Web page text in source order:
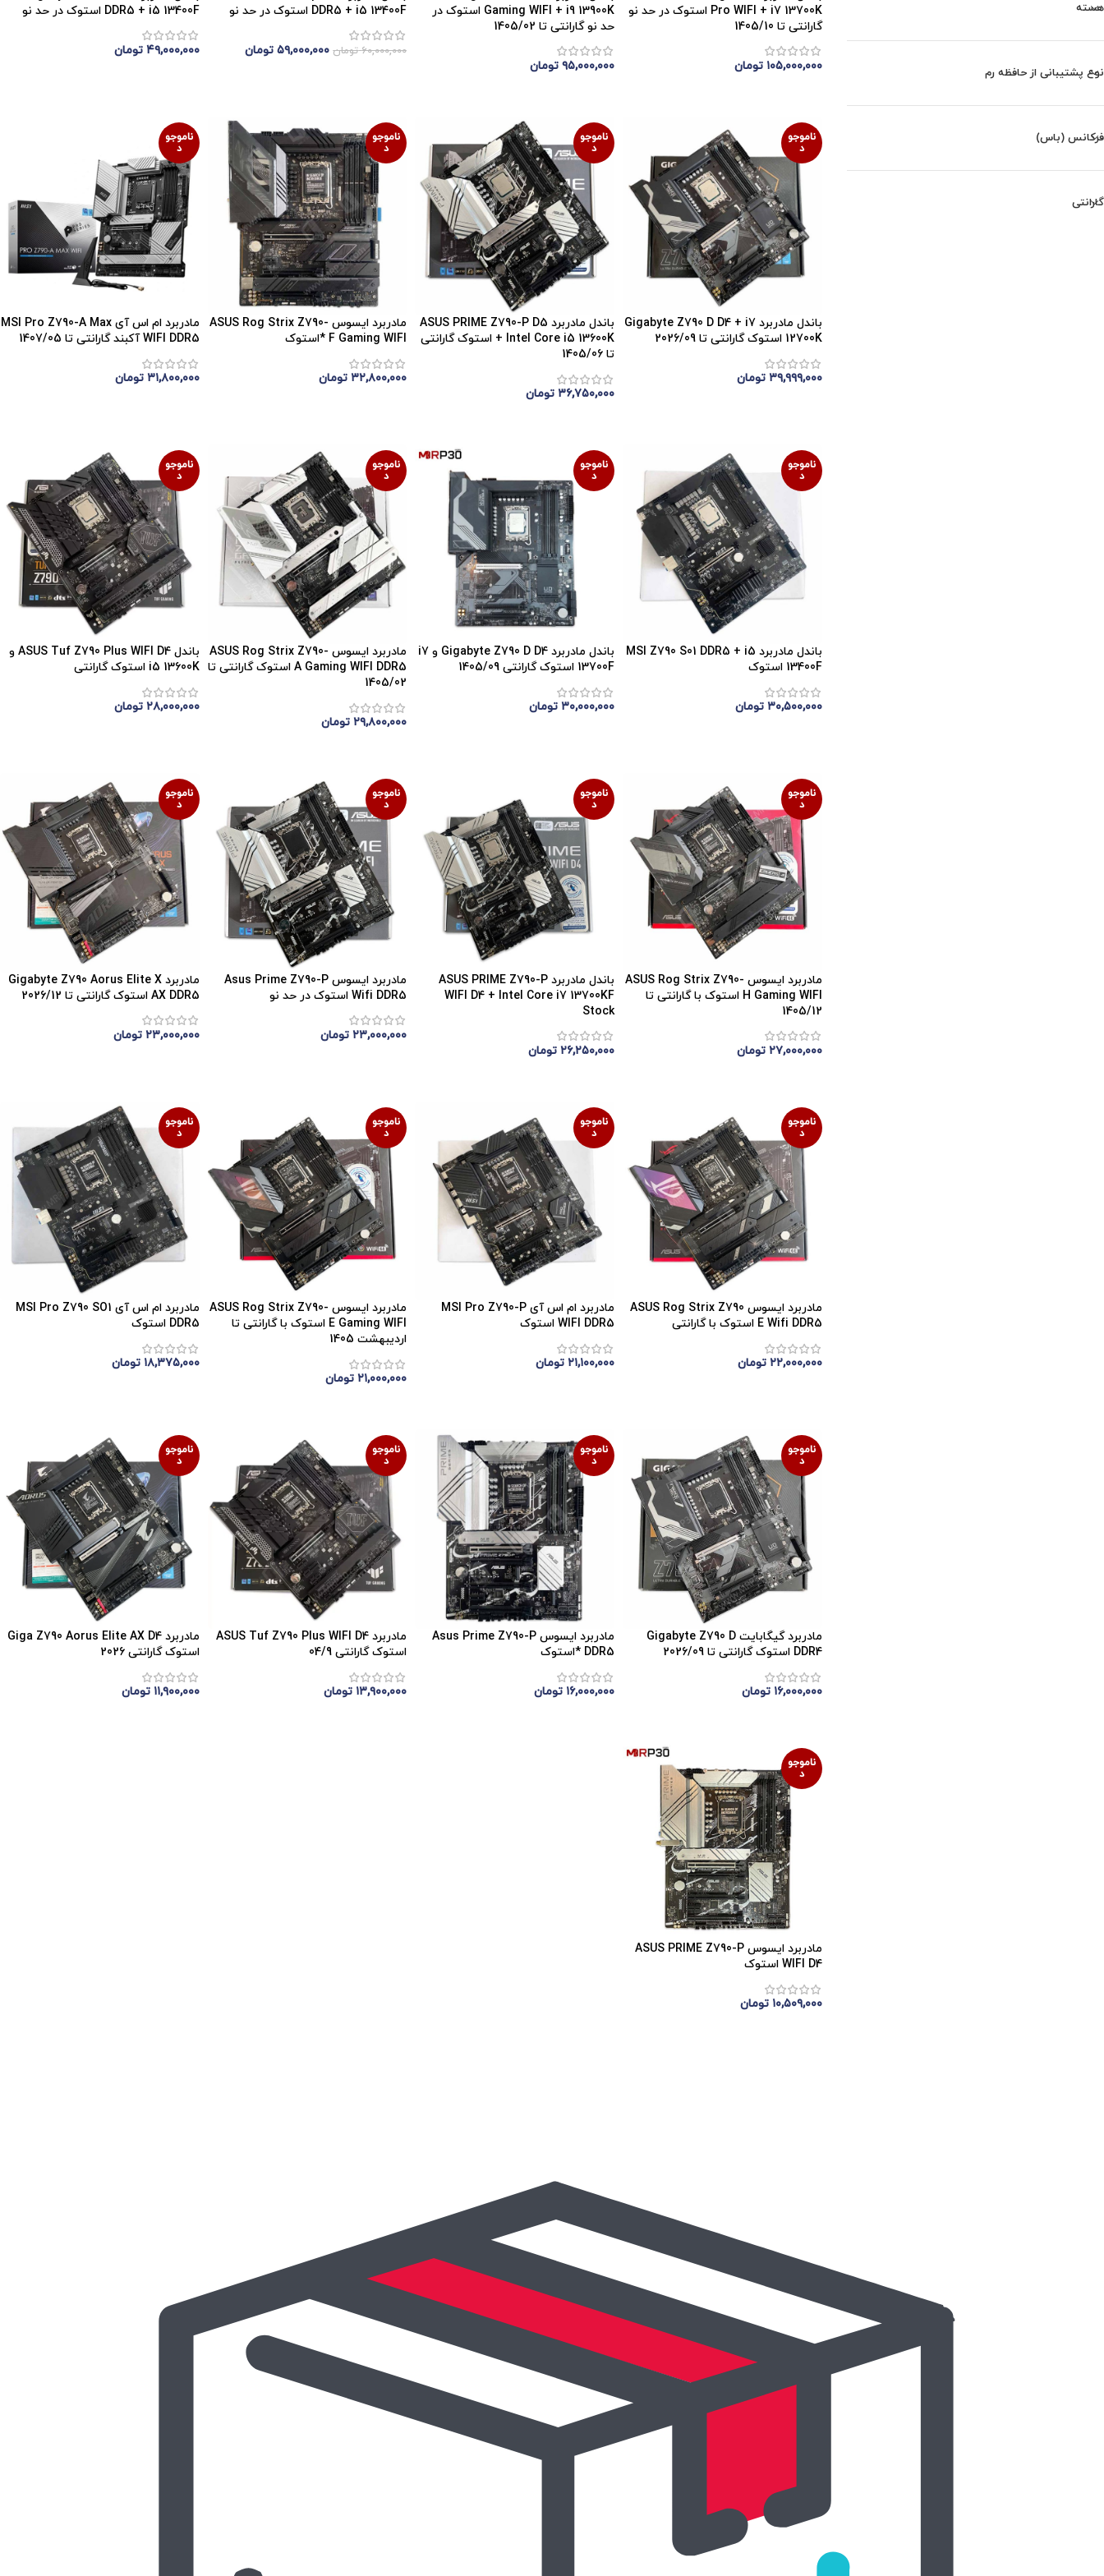
هسته
نوع پشتیبانی از حافظه رم
فرکانس (باس)
گارانتی
Pro WIFI + i7 13700K استوک در حد نو
گارانتی تا 1405/10
۱۰۵,۰۰۰,۰۰۰ تومان
Gaming WIFI + i9 13900K استوک در
حد نو گارانتی تا 1405/02
۹۵,۰۰۰,۰۰۰ تومان
DDR5 + i5 13400F استوک در حد نو
۶۰,۰۰۰,۰۰۰ تومان ۵۹,۰۰۰,۰۰۰ تومان
DDR5 + i5 13400F استوک در حد نو
۴۹,۰۰۰,۰۰۰ تومان
ناموجو
د
باندل مادربرد Gigabyte Z790 D D4 + i7
12700K استوک گارانتی تا 2026/09
۳۹,۹۹۹,۰۰۰ تومان
ناموجو
د
باندل مادربرد ASUS PRIME Z790-P D5
+ Intel Core i5 13600K استوک گارانتی
تا 1405/06
۳۶,۷۵۰,۰۰۰ تومان
ناموجو
د
مادربرد ایسوس ASUS Rog Strix Z790-
F Gaming WIFI *استوک
۳۲,۸۰۰,۰۰۰ تومان
ناموجو
د
مادربرد ام اس آی MSI Pro Z790-A Max
WIFI DDR5 آکبند گارانتی تا 1407/05
۳۱,۸۰۰,۰۰۰ تومان
ناموجو
د
باندل مادربرد MSI Z790 S01 DDR5 + i5
13400F استوک
۳۰,۵۰۰,۰۰۰ تومان
ناموجو
د
باندل مادربرد Gigabyte Z790 D D4 و i7
13700F استوک گارانتی 1405/09
۳۰,۰۰۰,۰۰۰ تومان
ناموجو
د
مادربرد ایسوس ASUS Rog Strix Z790-
A Gaming WIFI DDR5 استوک گارانتی تا
1405/02
۲۹,۸۰۰,۰۰۰ تومان
ناموجو
د
باندل ASUS Tuf Z790 Plus WIFI D4 و
i5 13600K استوک گارانتی
۲۸,۰۰۰,۰۰۰ تومان
ناموجو
د
مادربرد ایسوس ASUS Rog Strix Z790-
H Gaming WIFI استوک با گارانتی تا
1405/12
۲۷,۰۰۰,۰۰۰ تومان
ناموجو
د
باندل مادربرد ASUS PRIME Z790-P
WIFI D4 + Intel Core i7 13700KF
Stock
۲۶,۲۵۰,۰۰۰ تومان
ناموجو
د
مادربرد ایسوس Asus Prime Z790-P
Wifi DDR5 استوک در حد نو
۲۳,۰۰۰,۰۰۰ تومان
ناموجو
د
مادربرد Gigabyte Z790 Aorus Elite X
AX DDR5 استوک گارانتی تا 2026/12
۲۳,۰۰۰,۰۰۰ تومان
ناموجو
د
مادربرد ایسوس ASUS Rog Strix Z790
E Wifi DDR5 استوک با گارانتی
۲۲,۰۰۰,۰۰۰ تومان
ناموجو
د
مادربرد ام اس آی MSI Pro Z790-P
WIFI DDR5 استوک
۲۱,۱۰۰,۰۰۰ تومان
ناموجو
د
مادربرد ایسوس ASUS Rog Strix Z790-
E Gaming WIFI استوک با گارانتی تا
اردیبهشت 1405
۲۱,۰۰۰,۰۰۰ تومان
ناموجو
د
مادربرد ام اس آی MSI Pro Z790 SO1
DDR5 استوک
۱۸,۳۷۵,۰۰۰ تومان
ناموجو
د
مادربرد گیگابایت Gigabyte Z790 D
DDR4 استوک گارانتی تا 2026/09
۱۶,۰۰۰,۰۰۰ تومان
ناموجو
د
مادربرد ایسوس Asus Prime Z790-P
DDR5 *استوک
۱۶,۰۰۰,۰۰۰ تومان
ناموجو
د
مادربرد ASUS Tuf Z790 Plus WIFI D4
استوک گارانتی 04/9
۱۳,۹۰۰,۰۰۰ تومان
ناموجو
د
مادربرد Giga Z790 Aorus Elite AX D4
استوک گارانتی 2026
۱۱,۹۰۰,۰۰۰ تومان
ناموجو
د
مادربرد ایسوس ASUS PRIME Z790-P
WIFI D4 استوک
۱۰,۵۰۹,۰۰۰ تومان